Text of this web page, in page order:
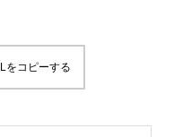
をコピーする